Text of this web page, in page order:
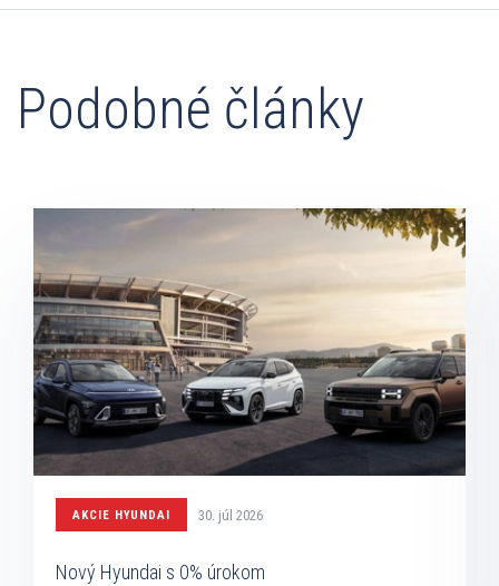
Podobné články
AKCIE HYUNDAI 30. júl 2026
Nový Hyundai s 0% úrokom